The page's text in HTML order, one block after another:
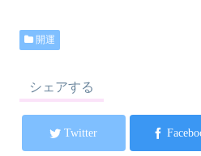
開運
シェアする
Twitter